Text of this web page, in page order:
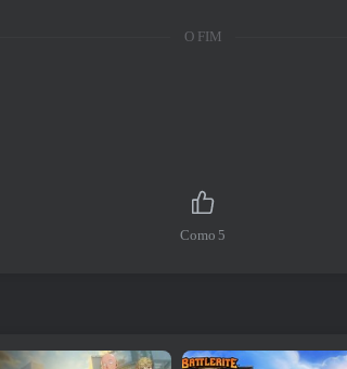
O FIM
Como 5